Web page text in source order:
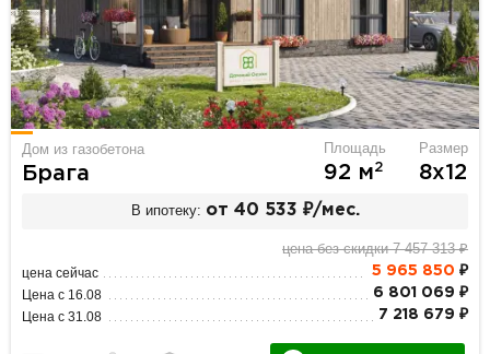
Дом из газобетона
Брага
Площадь
92 м2
Размер
8х12
В ипотеку: от 40 533 ₽/мес.
цена без скидки 7 457 313 ₽
цена сейчас 5 965 850 ₽
Цена с 16.08 6 801 069 ₽
Цена с 31.08 7 218 679 ₽